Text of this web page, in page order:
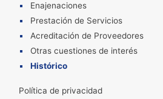
Enajenaciones
Prestación de Servicios
Acreditación de Proveedores
Otras cuestiones de interés
Histórico
Política de privacidad